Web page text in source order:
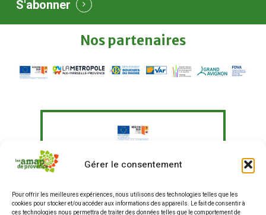
Gérer le consentement
Pour offrir les meilleures expériences, nous utilisons des technologies telles que les
cookies pour stocker et/ou accéder aux informations des appareils. Le fait de consentir à
ces technologies nous permettra de traiter des données telles que le comportement de
S'abonner
Nos partenaires
Le Fonds Européen Agricole pour le
d'actions visant à "Agir pour une
alimentation plus durable en